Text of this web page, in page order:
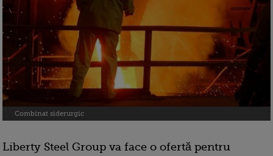
Combinat siderurgic
Liberty Steel Group va face o ofertă pentru